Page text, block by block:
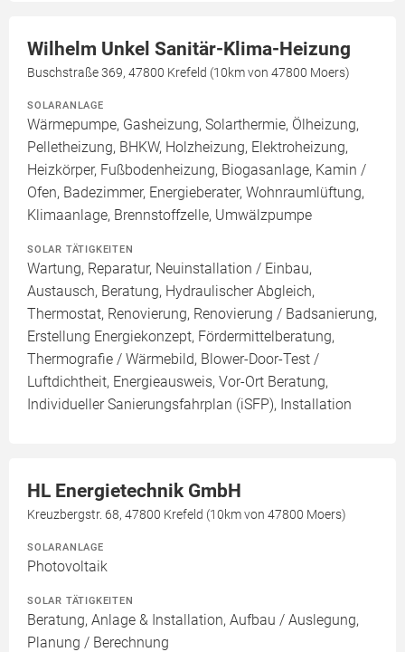
Wilhelm Unkel Sanitär-Klima-Heizung
Buschstraße 369, 47800 Krefeld (10km von 47800 Moers)
SOLARANLAGE
Wärmepumpe, Gasheizung, Solarthermie, Ölheizung,
Pelletheizung, BHKW, Holzheizung, Elektroheizung,
Heizkörper, Fußbodenheizung, Biogasanlage, Kamin /
Ofen, Badezimmer, Energieberater, Wohnraumlüftung,
Klimaanlage, Brennstoffzelle, Umwälzpumpe
SOLAR TÄTIGKEITEN
Wartung, Reparatur, Neuinstallation / Einbau,
Austausch, Beratung, Hydraulischer Abgleich,
Thermostat, Renovierung, Renovierung / Badsanierung,
Erstellung Energiekonzept, Fördermittelberatung,
Thermografie / Wärmebild, Blower-Door-Test /
Luftdichtheit, Energieausweis, Vor-Ort Beratung,
Individueller Sanierungsfahrplan (iSFP), Installation
HL Energietechnik GmbH
Kreuzbergstr. 68, 47800 Krefeld (10km von 47800 Moers)
SOLARANLAGE
Photovoltaik
SOLAR TÄTIGKEITEN
Beratung, Anlage & Installation, Aufbau / Auslegung,
Planung / Berechnung